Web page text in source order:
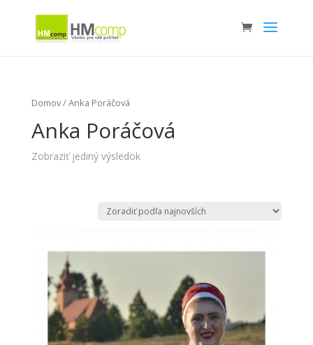
Domov/ Anka Poráčová
Anka Poráčová
Zobraziť jediný výsledok